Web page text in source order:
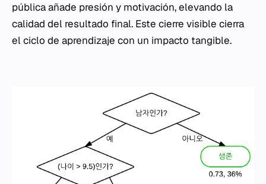
pública añade presión y motivación, elevando la
calidad del resultado final. Este cierre visible cierra
el ciclo de aprendizaje con un impacto tangible.